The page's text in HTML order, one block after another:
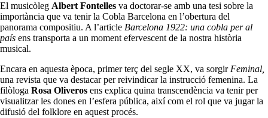
El musicòleg Albert Fontelles va doctorar-se amb una tesi sobre la
importància que va tenir la Cobla Barcelona en l’obertura del
panorama compositiu. A l’article Barcelona 1922: una cobla per al
país ens transporta a un moment efervescent de la nostra història
musical.
Encara en aquesta època, primer terç del segle XX, va sorgir Feminal,
una revista que va destacar per reivindicar la instrucció femenina. La
filòloga Rosa Oliveros ens explica quina transcendència va tenir per
visualitzar les dones en l’esfera pública, així com el rol que va jugar la
difusió del folklore en aquest procés.